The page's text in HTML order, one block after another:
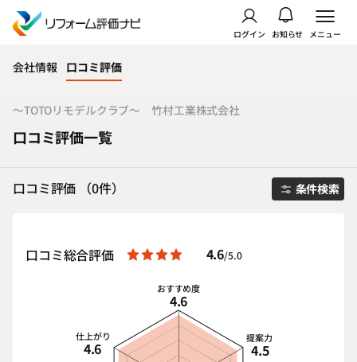
ログイン お知らせ メニュー
会社情報 口コミ評価
～TOTOリモデルクラブ～ 竹村工業株式会社
口コミ評価一覧
口コミ評価 （0件） 条件検索
口コミ総合評価 4.6/5.0
おすすめ度
4.6
提案力
4.5
仕上がり
4.6